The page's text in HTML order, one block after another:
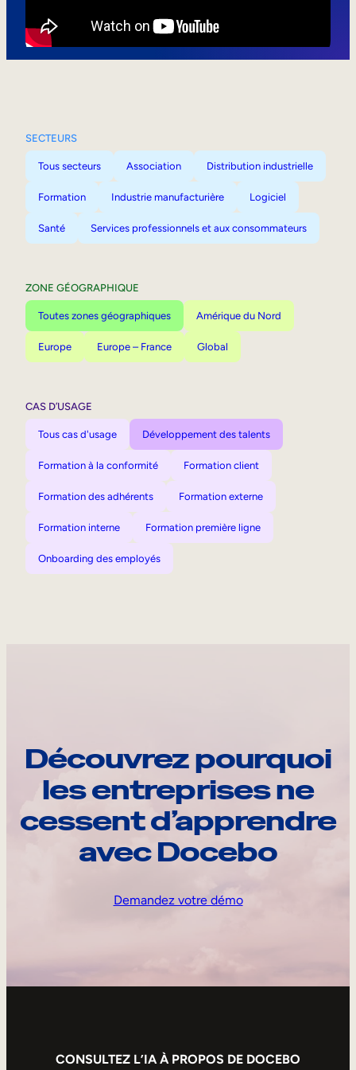
SECTEURS
Tous secteurs Association Distribution industrielle
Formation Industrie manufacturière Logiciel
Santé Services professionnels et aux consommateurs
ZONE GÉOGRAPHIQUE
Toutes zones géographiques Amérique du Nord
Europe Europe – France Global
CAS D’USAGE
Tous cas d'usage Développement des talents
Formation à la conformité Formation client
Formation des adhérents Formation externe
Formation interne Formation première ligne
Onboarding des employés
Découvrez pourquoi
les entreprises ne
cessent d’apprendre
avec Docebo
Demandez votre démo
CONSULTEZ L’IA À PROPOS DE DOCEBO